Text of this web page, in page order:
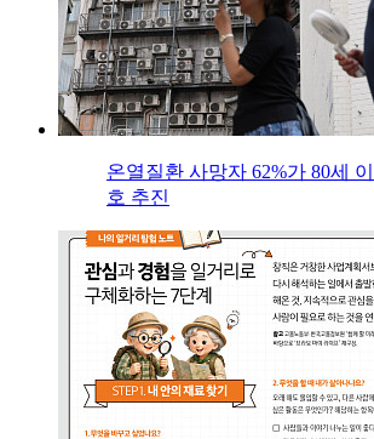
온열질환 사망자 62%가 80세
호 추진